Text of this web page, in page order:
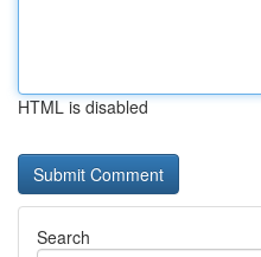
HTML is disabled
Search